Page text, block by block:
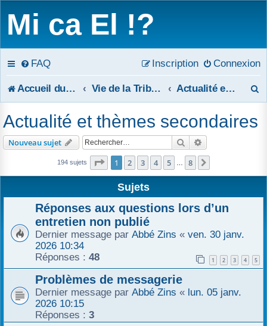
Mi ca El !?
FAQ Connexion
Inscription
Accueil du forum Vie de la Tribune Actualité et thèmes secondaires
e
r
Actualité et thèmes secondaires
Nouveau sujet Rechercher
194 sujets Page 1sur8
1 2 3 4 5 8
Sujets
Réponses aux questions lors d’un
entretien non publié
Dernier message par Abbé Zins « ven. 30 janv.
2026 10:34
Réponses : 48 1 2 3 4 5
Problèmes de messagerie
Dernier message par Abbé Zins « lun. 05 janv.
2026 10:15
Réponses : 3